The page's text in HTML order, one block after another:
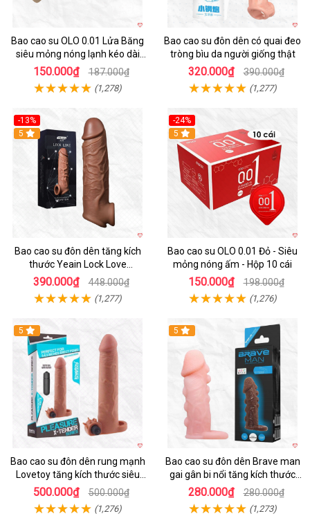
Bao cao su OLO 0.01 Lửa Băng
siêu mỏng nóng lạnh kéo dài
thời gian hộp 10
150.000₫ 187.000₫
(1,278)
Bao cao su đôn dên có quai đeo
tròng bìu da người giống thật
320.000₫ 390.000₫
(1,277)
-13%
5
Bao cao su đôn dên tăng kích
thước Yeain Lock Love
Raytheon
390.000₫ 448.000₫
(1,277)
-24%
Hot
5
Bao cao su OLO 0.01 Đỏ - Siêu
mỏng nóng ấm - Hộp 10 cái
150.000₫ 198.000₫
(1,276)
5
Bao cao su đôn dên rung mạnh
Lovetoy tăng kích thước siêu
phê
500.000₫ 500.000₫
(1,276)
5
Bao cao su đôn dên Brave man
gai gân bi nổi tăng kích thước
kéo dài thời gian
280.000₫ 280.000₫
(1,273)